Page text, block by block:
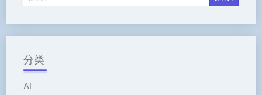
分类
AI